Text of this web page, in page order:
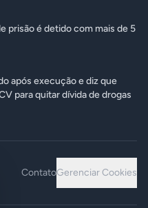
prisão é detido com mais de 5
após execução e diz que
para quitar dívida de drogas
ContatoGerenciar Cookies